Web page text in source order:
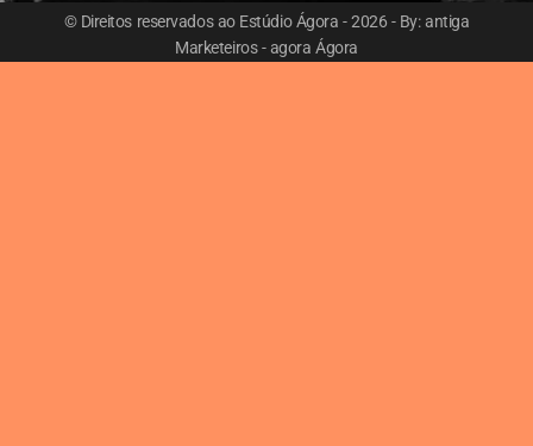
© Direitos reservados ao Estúdio Ágora - 2026 - By: antiga
Marketeiros - agora Ágora